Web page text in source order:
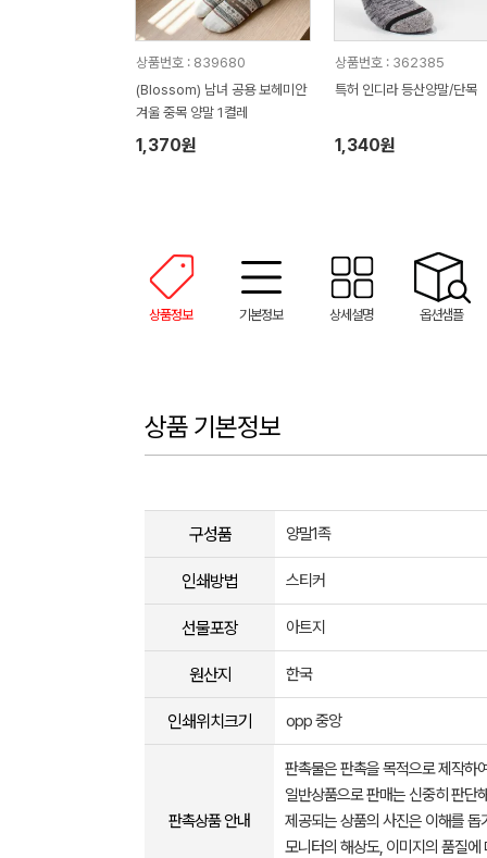
상품번호 : 839680
(Blossom) 남녀 공용 보헤미안
겨울 중목 양말 1켤레
1,370원
상품번호 : 362385
특허 인디라 등산양말/단목
1,340원
상품정보 기본정보 상세설명 옵션샘플
상품 기본정보
구성품 양말1족
인쇄방법 스티커
선물포장 아트지
원산지 한국
인쇄위치크기 opp 중앙
판촉상품 안내
판촉물은 판촉을 목적으로 제작하
일반상품으로 판매는 신중히 판단
제공되는 상품의 사진은 이해를
모니터의 해상도, 이미지의 품질